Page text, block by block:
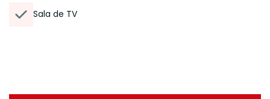
Sala de TV